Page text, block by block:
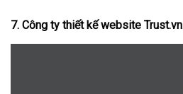
7. Công ty thiết kế website Trust.vn